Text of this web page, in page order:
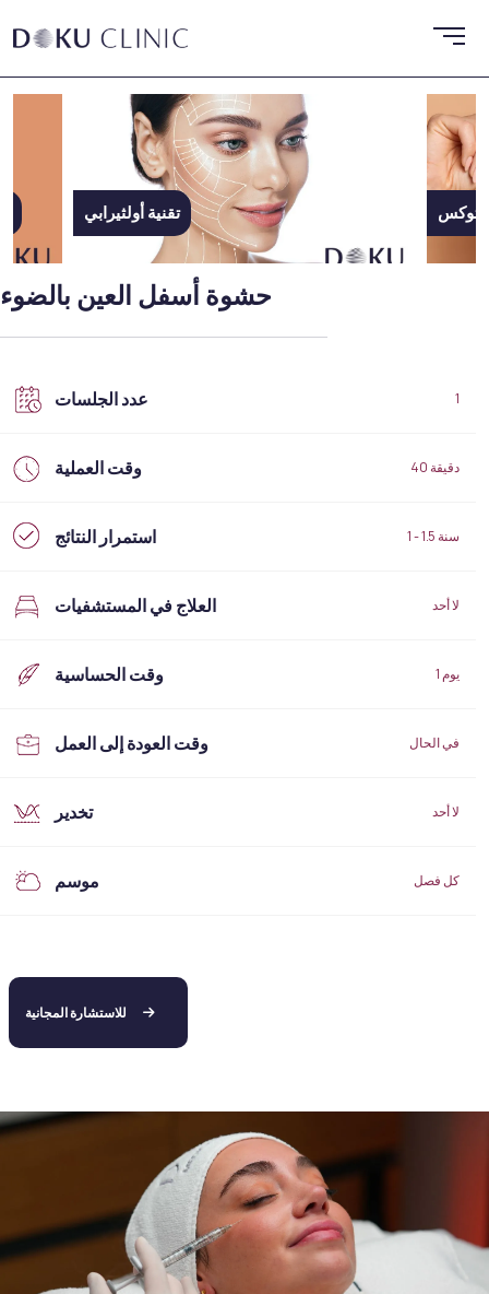
البوتوكس
حشوة أسفل العين بالضوء
عدد الجلسات 1
وقت العملية 40 دقيقة
استمرار النتائج 1 - 1.5 سنة
العلاج في المستشفيات لا أحد
وقت الحساسية 1 يوم
وقت العودة إلى العمل في الحال
تخدير لا أحد
موسم كل فصل
للاستشارة المجانية